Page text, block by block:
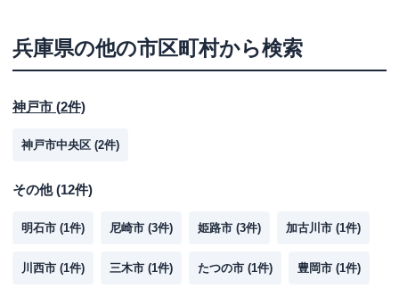
兵庫県の他の市区町村から検索
神戸市 (2件)
神戸市中央区 (2件)
その他(12件)
明石市 (1件) 尼崎市 (3件) 姫路市 (3件) 加古川市 (1件)
川西市 (1件) 三木市 (1件) たつの市 (1件) 豊岡市 (1件)